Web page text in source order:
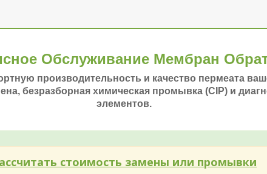
Обслуживание Мембран
производительность и качество пермеата
безразборная химическая промывка (CIP) и
элементов.
стоимость замены или промывки